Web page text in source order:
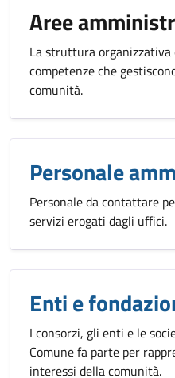
Aree
La struttura organizzativa
competenze che
comunità.
Personale
Personale da contattare
servizi erogati dagli uffici.
Enti e
I consorzi, gli enti e le
Comune fa parte per
interessi della comunità.